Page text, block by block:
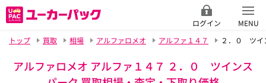
ログイン
MENU
トップ
買取 相場 アルファロメオ アルファ１４７ ２．０ ツイ
アルファロメオ アルファ１４７ ２．０ ツインス